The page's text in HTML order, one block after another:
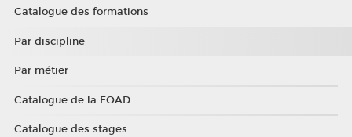
Catalogue des formations
Par discipline
Par métier
Catalogue de la FOAD
Catalogue des stages